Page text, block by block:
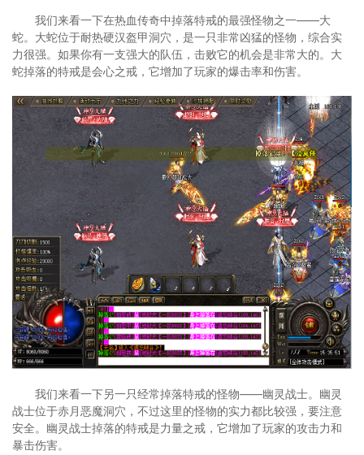
我们来看一下在热血传奇中掉落特戒的最强怪物之一——大
蛇。大蛇位于耐热硬汉盔甲洞穴，是一只非常凶猛的怪物，综合实
力很强。如果你有一支强大的队伍，击败它的机会是非常大的。大
蛇掉落的特戒是会心之戒，它增加了玩家的爆击率和伤害。
我们来看一下另一只经常掉落特戒的怪物——幽灵战士。幽灵
战士位于赤月恶魔洞穴，不过这里的怪物的实力都比较强，要注意
安全。幽灵战士掉落的特戒是力量之戒，它增加了玩家的攻击力和
暴击伤害。